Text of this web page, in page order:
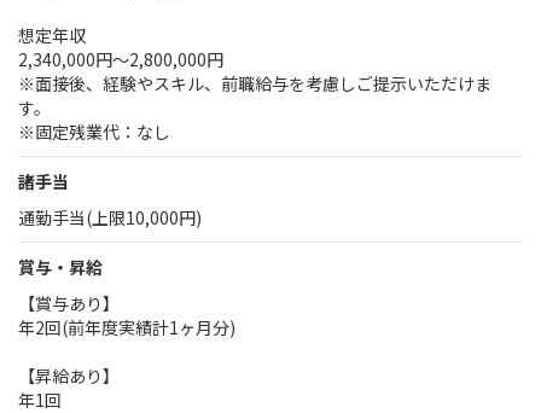
想定年収
2,340,000円～2,800,000円
※面接後、経験やスキル、前職給与を考慮しご提示いただけま
す。
※固定残業代：なし
諸手当
通勤手当(上限10,000円)
賞与・昇給
【賞与あり】
年2回(前年度実績計1ヶ月分)
【昇給あり】
年1回